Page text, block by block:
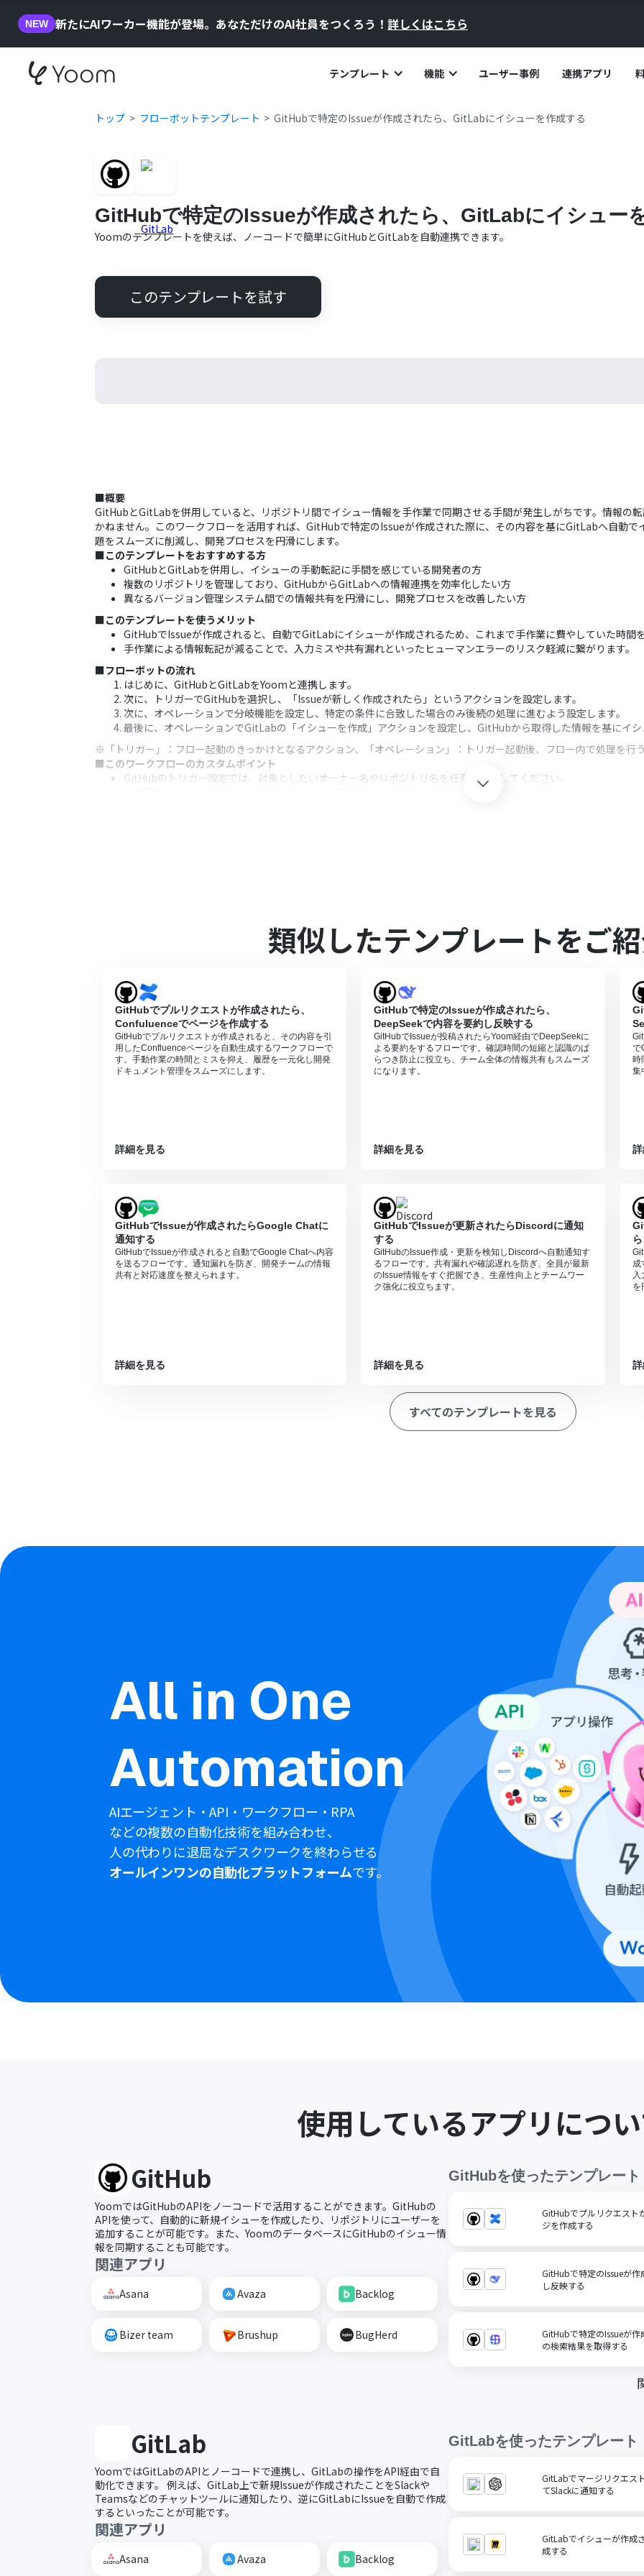
NEW 新たにAIワーカー機能が登場。あなただけのAI社員をつくろう！ 詳しくはこちら
テンプレート 機能 ユーザー事例 連携アプリ
トップ フローボットテンプレート GitHubで特定のIssueが作成されたら、GitLabにイシューを作成する
GitHubで特定のIssueが作成されたら、GitLabにイシュー
Yoomのテンプレートを使えば、ノーコードで簡単にGitHubとGitLabを自動連携できます。
このテンプレートを試す
■概要
GitHubとGitLabを併用していると、リポジトリ間でイシュー情報を手作業で同期させる手間が発生しがちです。情報の
かねません。このワークフローを活用すれば、GitHubで特定のIssueが作成された際に、その内容を基にGitLabへ自動
題をスムーズに削減し、開発プロセスを円滑にします。
■このテンプレートをおすすめする方
GitHubとGitLabを併用し、イシューの手動転記に手間を感じている開発者の方
複数のリポジトリを管理しており、GitHubからGitLabへの情報連携を効率化したい方
異なるバージョン管理システム間での情報共有を円滑にし、開発プロセスを改善したい方
■このテンプレートを使うメリット
GitHubでIssueが作成されると、自動でGitLabにイシューが作成されるため、これまで手作業に費やしていた時間
手作業による情報転記が減ることで、入力ミスや共有漏れといったヒューマンエラーのリスク軽減に繋がります。
■フローボットの流れ
はじめに、GitHubとGitLabをYoomと連携します。
次に、トリガーでGitHubを選択し、「Issueが新しく作成されたら」というアクションを設定します。
次に、オペレーションで分岐機能を設定し、特定の条件に合致した場合のみ後続の処理に進むよう設定します。
最後に、オペレーションでGitLabの「イシューを作成」アクションを設定し、GitHubから取得した情報を基にイ
※「トリガー」：フロー起動のきっかけとなるアクション、「オペレーション」：トリガー起動後、フロー内で処理を行
■このワークフローのカスタムポイント
GitHubのトリガー設定では、対象としたいオーナー名やリポジトリ名を任意で指定してください。
料金プランのページをご参照ください。
類似したテンプレートをご
GitHubでプルリクエストが作成されたら、
Confuluenceでページを作成する
GitHubでプルリクエストが作成されると、その内容を引
用したConfluenceページを自動生成するワークフローで
す。手動作業の時間とミスを抑え、履歴を一元化し開発
ドキュメント管理をスムーズにします。
詳細を見る
GitHubで特定のIssueが作成されたら、
DeepSeekで内容を要約し反映する
GitHubでIssueが投稿されたらYoom経由でDeepSeekに
よる要約をするフローです。確認時間の短縮と認識のば
らつき防止に役立ち、チーム全体の情報共有もスムーズ
になります。
詳細を見る
で
時
集
GitHubでIssueが作成されたらGoogle Chatに
通知する
GitHubでIssueが作成されると自動でGoogle Chatへ内容
を送るフローです。通知漏れを防ぎ、開発チームの情報
共有と対応速度を整えられます。
詳細を見る
GitHubでIssueが更新されたらDiscordに通知
する
GitHubのIssue作成・更新を検知しDiscordへ自動通知す
るフローです。共有漏れや確認遅れを防ぎ、全員が最新
のIssue情報をすぐ把握でき、生産性向上とチームワー
ク強化に役立ちます。
詳細を見る
成
を
すべてのテンプレートを見る
All in One
Automation
AIエージェント・API・ワークフロー・RPA
などの複数の自動化技術を組み合わせ、
人の代わりに退屈なデスクワークを終わらせる
オールインワンの自動化プラットフォームです。
使用しているアプリにつ
GitHub
YoomではGitHubのAPIをノーコードで活用することができます。GitHubの
APIを使って、自動的に新規イシューを作成したり、リポジトリにユーザーを
追加することが可能です。また、YoomのデータベースにGitHubのイシュー情
報を同期することも可能です。
関連アプリ
Asana Avaza Backlog
Bizer team Brushup BugHerd
GitHubを使ったテンプレート
GitHubでプルリクエスト
ジを作成する
GitHubで特定のIssueが
し反映する
GitHubで特定のIssueが
の検索結果を取得する
GitLab
YoomではGitLabのAPIとノーコードで連携し、GitLabの操作をAPI経由で自
動化できます。 例えば、GitLab上で新規Issueが作成されたことをSlackや
Teamsなどのチャットツールに通知したり、逆にGitLabにIssueを自動で作成
するといったことが可能です。
関連アプリ
Asana Avaza Backlog
GitLabを使ったテンプレート
GitLabでマージリクエス
てSlackに通知する
GitLabでイシューが作成
成する